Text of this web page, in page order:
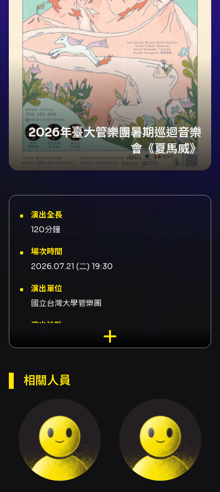
2026年臺大管樂團暑期巡迴音樂
會《夏馬威》
演出全長
120分鐘
場次時間
2026.07.21 (二) 19:30
演出單位
國立台灣大學管樂團
演出地點
嘉義市政府文化局-音樂廳 嘉義市東區忠孝路275
內容簡介
國立臺灣大學管樂團以音樂會演出與巡迴活動，
期待把長期累積的音樂理解與熱情，傳遞給台灣
各地的聽眾。《夏馬威》為2026年暑期巡迴音樂
會主題，樂團在傳統管樂合奏根基上，透過多元
相關人員